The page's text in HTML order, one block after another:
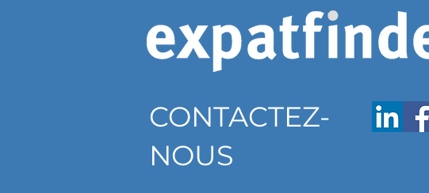
CONTACTEZ-
NOUS